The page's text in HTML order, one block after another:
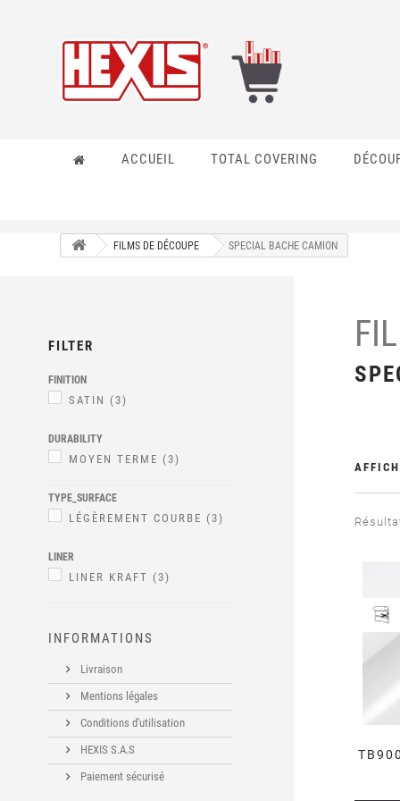
ACCUEIL TOTAL COVERING
FILMS DE DÉCOUPE SPECIAL BACHE CAMION
FILTER
FINITION
SATIN (3)
DURABILITY
MOYEN TERME (3)
TYPE_SURFACE
LÉGÈREMENT COURBE (3)
LINER
LINER KRAFT (3)
INFORMATIONS
Livraison
Mentions légales
Conditions d'utilisation
HEXIS S.A.S
Paiement sécurisé